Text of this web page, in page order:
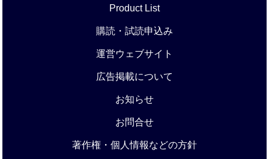
Product List
購読・試読申込み
運営ウェブサイト
広告掲載について
お知らせ
お問合せ
著作権・個人情報などの方針